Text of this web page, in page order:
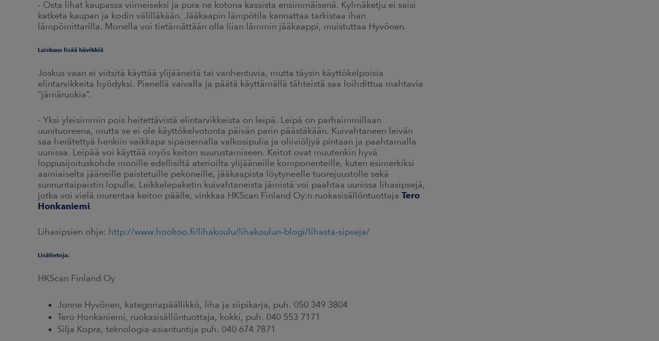
- Osta lihat kaupassa viimeiseksi ja pura ne kotona kassista ensimmäisenä. Kylmäketju ei saisi
katketa kaupan ja kodin välilläkään. Jääkaapin lämpötila kannattaa tarkistaa ihan
lämpömittarilla. Monella voi tietämättään olla liian lämmin jääkaappi, muistuttaa Hyvönen.
Laiskuus lisää hävikkiä
Joskus vaan ei viitsitä käyttää ylijääneitä tai vanhentuvia, mutta täysin käyttökelpoisia
elintarvikkeita hyödyksi. Pienellä vaivalla ja päätä käyttämällä tähteistä saa loihdittua mahtavia
”jämäruokia”.
- Yksi yleisimmin pois heitettävistä elintarvikkeista on leipä. Leipä on parhaimmillaan
uunituoreena, mutta se ei ole käyttökelvotonta päivän parin päästäkään. Kuivahtaneen leivän
saa herätettyä henkiin vaikkapa sipaisemalla valkosipulia ja oliiviöljyä pintaan ja paahtamalla
uunissa. Leipää voi käyttää myös keiton suurustamiseen. Keitot ovat muutenkin hyvä
loppusijoituskohde monille edellisiltä aterioilta ylijääneille komponenteille, kuten esimerkiksi
aamiaiselta jääneille paistetuille pekoneille, jääkaapista löytyneelle tuorejuustolle sekä
sunnuntaipaistin lopulle. Leikkelepaketin kuivahtaneista jämistä voi paahtaa uunissa lihasipsejä,
jotka voi vielä murentaa keiton päälle, vinkkaa HKScan Finland Oy:n ruokasisällöntuottaja Tero
Honkaniemi.
Lihasipsien ohje: http://www.hookoo.fi/lihakoulu/lihakoulun-blogi/lihasta-sipseja/
Lisätietoja:
HKScan Finland Oy
Jonne Hyvönen, kategoriapäällikkö, liha ja siipikarja, puh. 050 349 3804
Tero Honkaniemi, ruokasisällöntuottaja, kokki, puh. 040 553 7171
Silja Kopra, teknologia-asiantuntija puh. 040 674 7871